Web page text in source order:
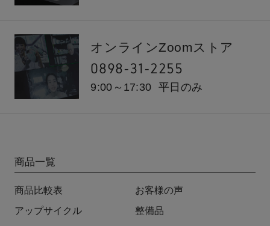
オンラインZoomストア
0898-31-2255
9:00～17:30 平日のみ
商品一覧
商品比較表 お客様の声
アップサイクル 整備品